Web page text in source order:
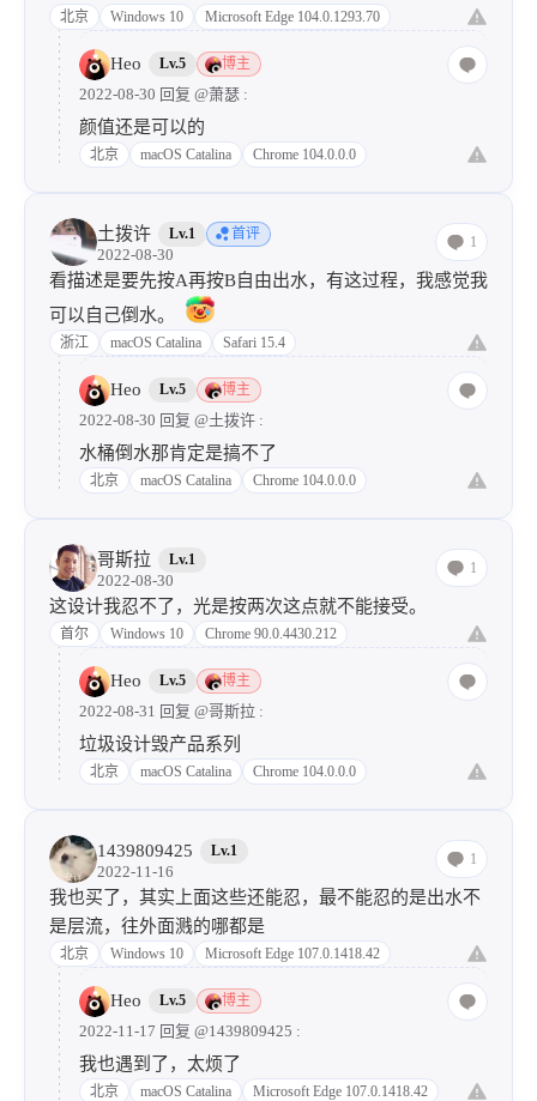
北京 Windows 10 Microsoft Edge 104.0.1293.70
Heo Lv.5 博主
2022-08-30 回复 @萧瑟 :
颜值还是可以的
北京 macOS Catalina Chrome 104.0.0.0
土拨许 Lv.1 首评
2022-08-30
1
看描述是要先按A再按B自由出水，有这过程，我感觉我
可以自己倒水。
浙江 macOS Catalina Safari 15.4
Heo Lv.5 博主
2022-08-30 回复 @土拨许 :
水桶倒水那肯定是搞不了
北京 macOS Catalina Chrome 104.0.0.0
哥斯拉 Lv.1
2022-08-30
1
这设计我忍不了，光是按两次这点就不能接受。
首尔 Windows 10 Chrome 90.0.4430.212
Heo Lv.5 博主
2022-08-31 回复 @哥斯拉 :
垃圾设计毁产品系列
北京 macOS Catalina Chrome 104.0.0.0
1439809425 Lv.1
2022-11-16
1
我也买了，其实上面这些还能忍，最不能忍的是出水不
是层流，往外面溅的哪都是
北京 Windows 10 Microsoft Edge 107.0.1418.42
Heo Lv.5 博主
2022-11-17 回复 @1439809425 :
我也遇到了，太烦了
北京 macOS Catalina Microsoft Edge 107.0.1418.42